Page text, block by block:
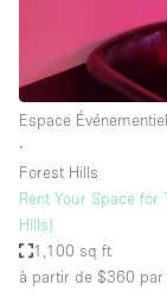
Espace Événementiel
∙
Forest Hills
Rent Your Space
Hills)
1,100 sq ft
à partir de $360 par